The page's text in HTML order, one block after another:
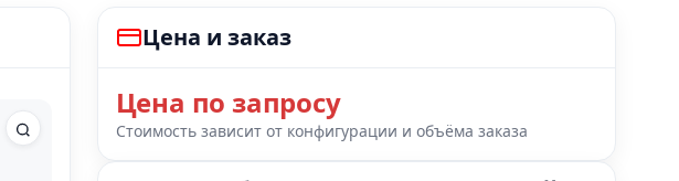
Цена и заказ
Цена по запросу
Стоимость зависит от конфигурации и объёма заказа